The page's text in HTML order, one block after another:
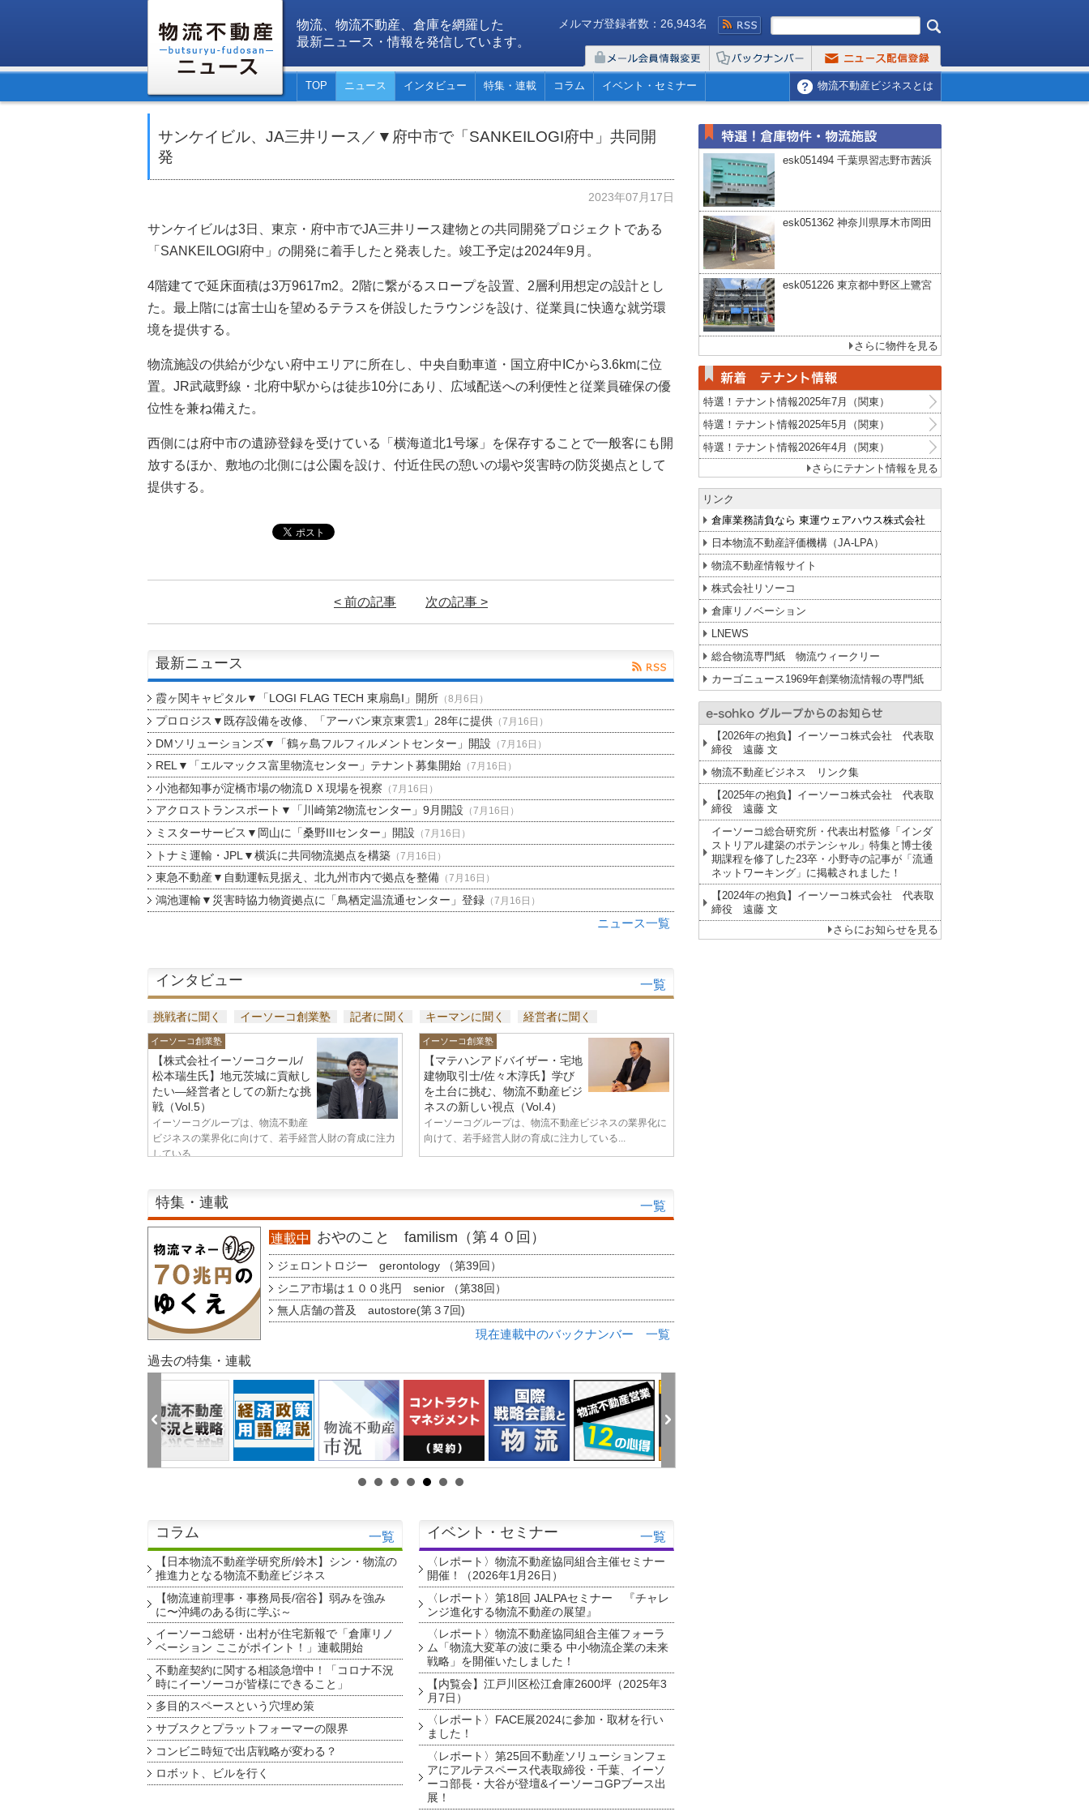
物流、物流不動産、倉庫を網羅した
最新ニュース・情報を発信しています。
メルマガ登録者数：26,943名
TOP ニュース インタビュー 特集・連載 コラム イベント・セミナー 物流不動産ビジネスとは
サンケイビル、JA三井リース／▼府中市で「SANKEILOGI府中」共同開
発
2023年07月17日
サンケイビルは3日、東京・府中市でJA三井リース建物との共同開発プロジェクトである
「SANKEILOGI府中」の開発に着手したと発表した。竣工予定は2024年9月。
4階建てで延床面積は3万9617m2。2階に繋がるスロープを設置、2層利用想定の設計とし
た。最上階には富士山を望めるテラスを併設したラウンジを設け、従業員に快適な就労環
境を提供する。
物流施設の供給が少ない府中エリアに所在し、中央自動車道・国立府中ICから3.6kmに位
置。JR武蔵野線・北府中駅からは徒歩10分にあり、広域配送への利便性と従業員確保の優
位性を兼ね備えた。
西側には府中市の遺跡登録を受けている「横海道北1号塚」を保存することで一般客にも開
放するほか、敷地の北側には公園を設け、付近住民の憩いの場や災害時の防災拠点として
提供する。
< 前の記事 次の記事 >
最新ニュース
霞ヶ関キャピタル▼「LOGI FLAG TECH 東扇島I」開所（8月6日）
プロロジス▼既存設備を改修、「アーバン東京東雲1」28年に提供（7月16日）
DMソリューションズ▼「鶴ヶ島フルフィルメントセンター」開設 （7月16日）
REL▼「エルマックス富里物流センター」テナント募集開始（7月16日）
小池都知事が淀橋市場の物流ＤＸ現場を視察 （7月16日）
アクロストランスポート▼「川崎第2物流センター」9月開設 （7月16日）
ミスターサービス▼岡山に「桑野IIIセンター」開設 （7月16日）
トナミ運輸・JPL▼横浜に共同物流拠点を構築（7月16日）
東急不動産▼自動運転見据え、北九州市内で拠点を整備（7月16日）
鴻池運輸▼災害時協力物資拠点に「鳥栖定温流通センター」登録（7月16日）
ニュース一覧
インタビュー 一覧
挑戦者に聞く イーソーコ創業塾 記者に聞く キーマンに聞く 経営者に聞く
イーソーコ創業塾
【株式会社イーソーコクール/
松本瑞生氏】地元茨城に貢献し
たい—経営者としての新たな挑
戦（Vol.5）
イーソーコグループは、物流不動産
ビジネスの業界化に向けて、若手経営人財の育成に注力
している...
イーソーコ創業塾
【マテハンアドバイザー・宅地
建物取引士/佐々木淳氏】学び
を土台に挑む、物流不動産ビジ
ネスの新しい視点（Vol.4）
イーソーコグループは、物流不動産ビジネスの業界化に
向けて、若手経営人財の育成に注力している...
特集・連載 一覧
連載中 おやのこと familism（第４０回）
ジェロントロジー gerontology （第39回）
シニア市場は１００兆円 senior （第38回）
無人店舗の普及 autostore(第３7回)
現在連載中のバックナンバー 一覧
過去の特集・連載
コラム 一覧
【日本物流不動産学研究所/鈴木】シン・物流の
推進力となる物流不動産ビジネス
【物流連前理事・事務局長/宿谷】弱みを強み
に〜沖縄のある街に学ぶ～
イーソーコ総研・出村が住宅新報で「倉庫リノ
ベーション ここがポイント！」連載開始
不動産契約に関する相談急増中！「コロナ不況
時にイーソーコが皆様にできること」
多目的スペースという穴埋め策
サブスクとプラットフォーマーの限界
コンビニ時短で出店戦略が変わる？
ロボット、ビルを行く
イベント・セミナー 一覧
〈レポート〉物流不動産協同組合主催セミナー
開催！（2026年1月26日）
〈レポート〉第18回 JALPAセミナー 『チャレ
ンジ進化する物流不動産の展望』
〈レポート〉物流不動産協同組合主催フォーラ
ム「物流大変革の波に乗る 中小物流企業の未来
戦略」を開催いたしました！
【内覧会】江戸川区松江倉庫2600坪（2025年3
月7日）
〈レポート〉FACE展2024に参加・取材を行い
ました！
〈レポート〉第25回不動産ソリューションフェ
アにアルテスペース代表取締役・千葉、イーソ
ーコ部長・大谷が登壇&イーソーコGPブース出
展！
esk051494 千葉県習志野市茜浜
esk051362 神奈川県厚木市岡田
esk051226 東京都中野区上鷺宮
さらに物件を見る
特選！テナント情報2025年7月（関東）
特選！テナント情報2025年5月（関東）
特選！テナント情報2026年4月（関東）
さらにテナント情報を見る
リンク
倉庫業務請負なら 東運ウェアハウス株式会社
日本物流不動産評価機構（JA-LPA）
物流不動産情報サイト
株式会社リソーコ
倉庫リノベーション
LNEWS
総合物流専門紙 物流ウィークリー
カーゴニュース1969年創業物流情報の専門紙
【2026年の抱負】イーソーコ株式会社 代表取
締役 遠藤 文
物流不動産ビジネス リンク集
【2025年の抱負】イーソーコ株式会社 代表取
締役 遠藤 文
イーソーコ総合研究所・代表出村監修「インダ
ストリアル建築のポテンシャル」特集と博士後
期課程を修了した23卒・小野寺の記事が「流通
ネットワーキング」に掲載されました！
【2024年の抱負】イーソーコ株式会社 代表取
締役 遠藤 文
さらにお知らせを見る